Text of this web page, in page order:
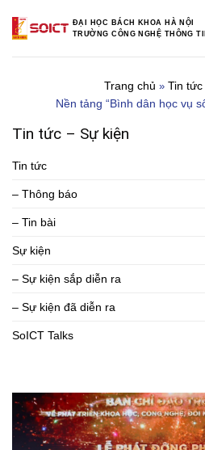
content
ĐẠI HỌC BÁCH KHOA HÀ NỘI
TRƯỜNG CÔNG NGHỆ THÔNG
Trang chủ » Tin tức
Nền tảng “Bình dân học vụ
Tin tức – Sự kiện
Tin tức
– Thông báo
– Tin bài
Sự kiện
– Sự kiện sắp diễn ra
– Sự kiện đã diễn ra
SoICT Talks